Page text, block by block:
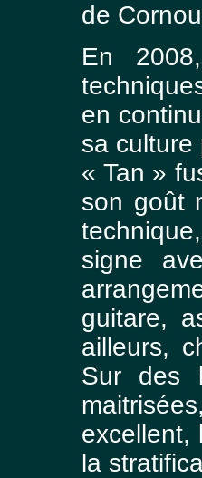
de
En
en
sa culture
« Tan »
son goût
signe
guitare,
ailleurs,
Sur des
excellent,
la